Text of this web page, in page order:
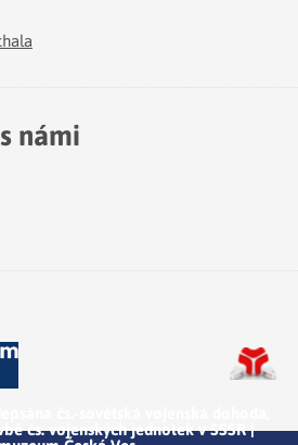
námi
čs. vojenských jednotek v SSSR |